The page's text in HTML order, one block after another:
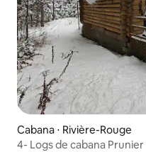
Cabana ⋅ Rivière-Rouge
4- Logs de cabana